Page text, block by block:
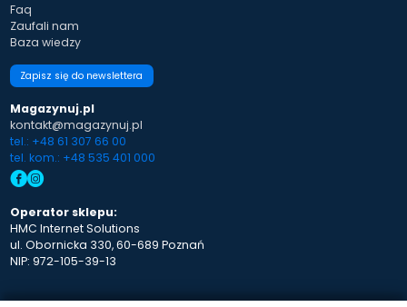
Faq
Zaufali nam
Baza wiedzy
Zapisz się do newslettera
Magazynuj.pl
kontakt@magazynuj.pl
tel.: +48 61 307 66 00
tel. kom.: +48 535 401 000
Operator sklepu:
HMC Internet Solutions
ul. Obornicka 330, 60-689 Poznań
NIP: 972-105-39-13